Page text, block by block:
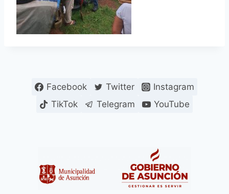
Facebook Twitter
Instagram
TikTok
Telegram YouTube